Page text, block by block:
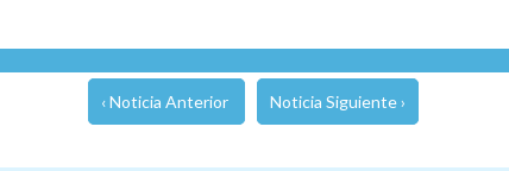
‹ Noticia Anterior Noticia Siguiente ›